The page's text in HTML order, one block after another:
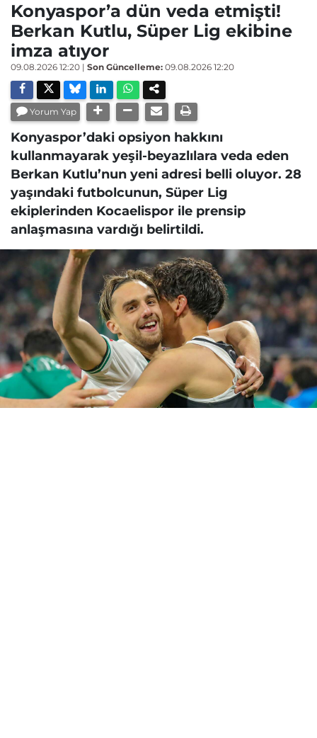
Konyaspor’a dün veda etmişti!
Berkan Kutlu, Süper Lig ekibine
imza atıyor
09.08.2026 12:20 | Son Güncelleme: 09.08.2026 12:20
Yorum Yap
Konyaspor’daki opsiyon hakkını
kullanmayarak yeşil-beyazlılara veda eden
Berkan Kutlu’nun yeni adresi belli oluyor. 28
yaşındaki futbolcunun, Süper Lig
ekiplerinden Kocaelispor ile prensip
anlaşmasına vardığı belirtildi.